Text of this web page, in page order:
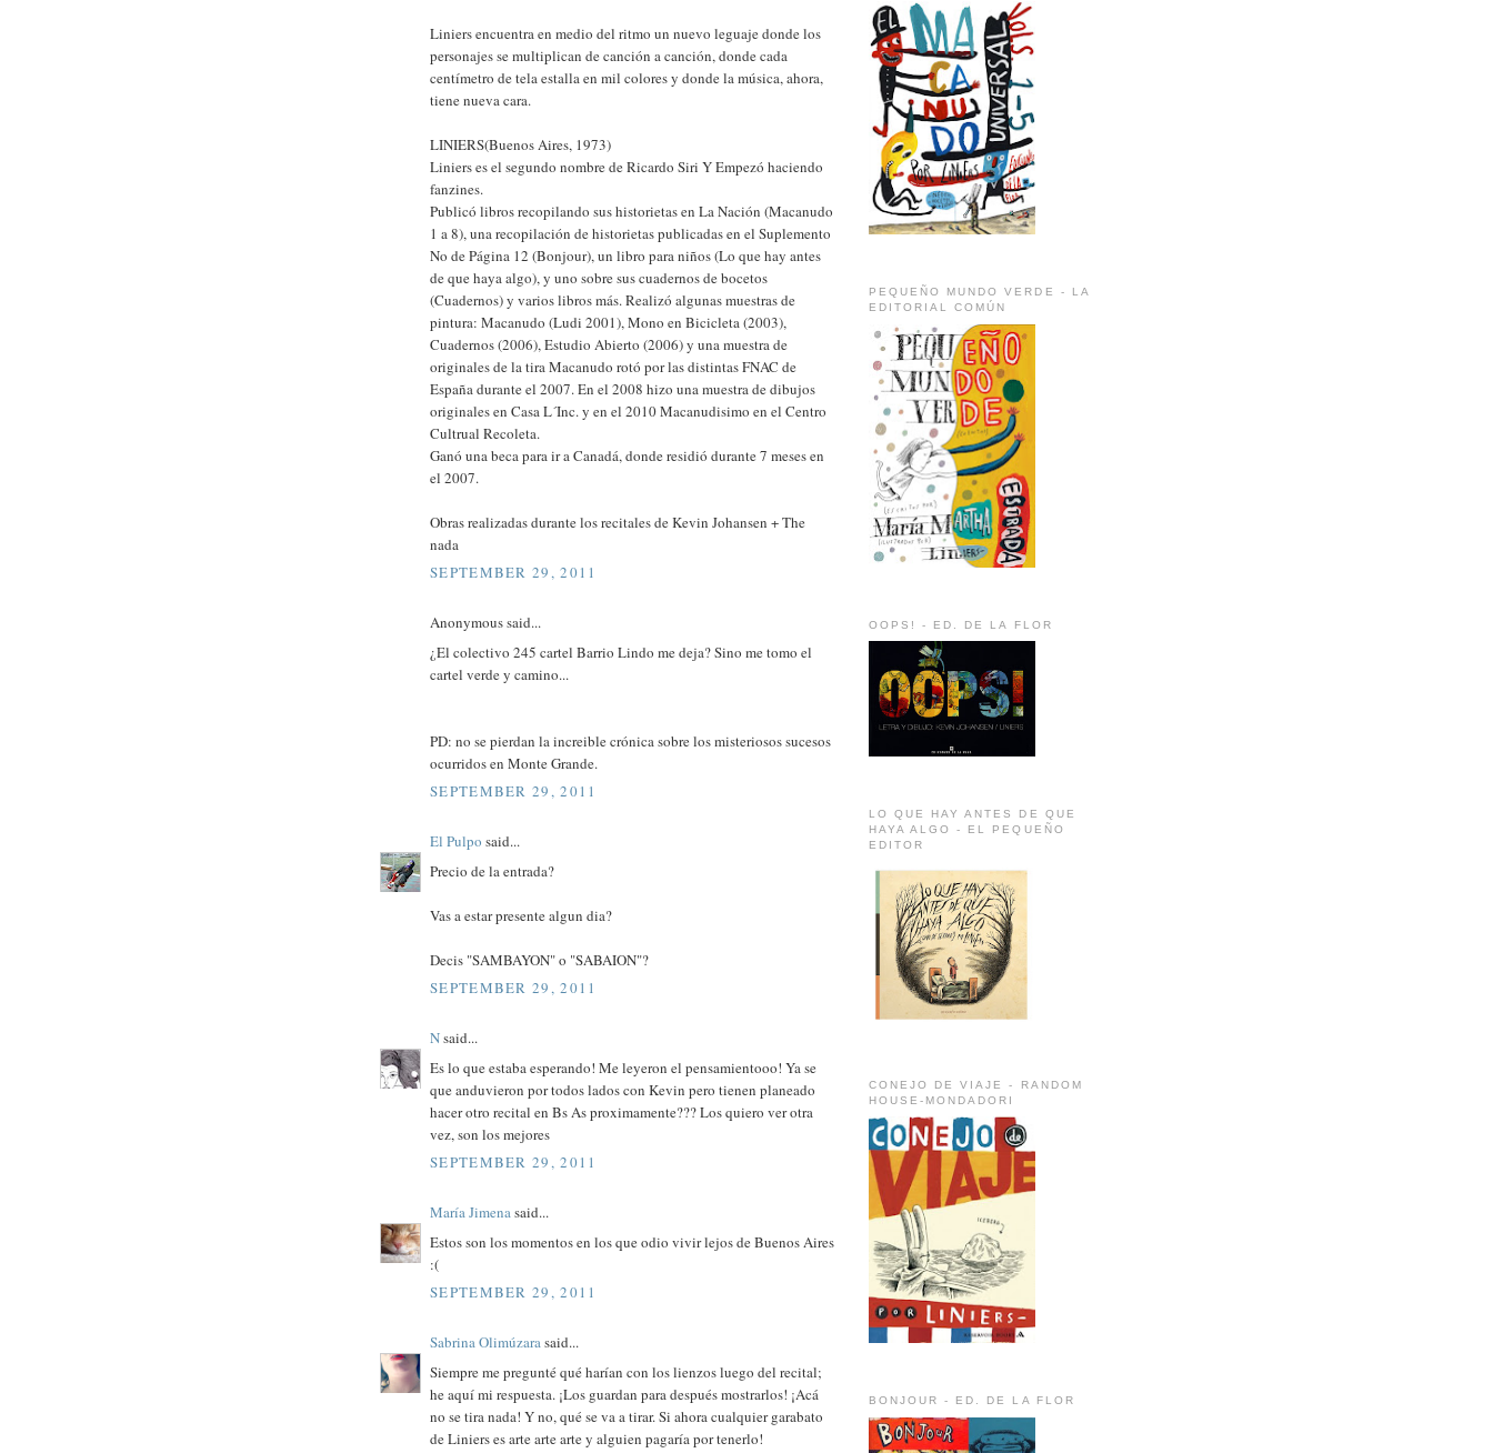
Liniers encuentra en medio del ritmo un nuevo leguaje donde los
personajes se multiplican de canción a canción, donde cada
centímetro de tela estalla en mil colores y donde la música, ahora,
tiene nueva cara.
LINIERS(Buenos Aires, 1973)
Liniers es el segundo nombre de Ricardo Siri Y Empezó haciendo
fanzines.
Publicó libros recopilando sus historietas en La Nación (Macanudo
1 a 8), una recopilación de historietas publicadas en el Suplemento
No de Página 12 (Bonjour), un libro para niños (Lo que hay antes
de que haya algo), y uno sobre sus cuadernos de bocetos
(Cuadernos) y varios libros más. Realizó algunas muestras de
pintura: Macanudo (Ludi 2001), Mono en Bicicleta (2003),
Cuadernos (2006), Estudio Abierto (2006) y una muestra de
originales de la tira Macanudo rotó por las distintas FNAC de
España durante el 2007. En el 2008 hizo una muestra de dibujos
originales en Casa L´Inc. y en el 2010 Macanudisimo en el Centro
Cultrual Recoleta.
Ganó una beca para ir a Canadá, donde residió durante 7 meses en
el 2007.
Obras realizadas durante los recitales de Kevin Johansen + The
nada
SEPTEMBER 29, 2011
Anonymous said...
¿El colectivo 245 cartel Barrio Lindo me deja? Sino me tomo el
cartel verde y camino...
PD: no se pierdan la increible crónica sobre los misteriosos sucesos
ocurridos en Monte Grande.
SEPTEMBER 29, 2011
El Pulpo said...
Precio de la entrada?
Vas a estar presente algun dia?
Decis "SAMBAYON" o "SABAION"?
SEPTEMBER 29, 2011
Nsaid...
Es lo que estaba esperando! Me leyeron el pensamientooo! Ya se
que anduvieron por todos lados con Kevin pero tienen planeado
hacer otro recital en Bs As proximamente??? Los quiero ver otra
vez, son los mejores
SEPTEMBER 29, 2011
María Jimenasaid...
Estos son los momentos en los que odio vivir lejos de Buenos Aires
:(
SEPTEMBER 29, 2011
Sabrina Olimúzarasaid...
Siempre me pregunté qué harían con los lienzos luego del recital;
he aquí mi respuesta. ¡Los guardan para después mostrarlos! ¡Acá
no se tira nada! Y no, qué se va a tirar. Si ahora cualquier garabato
de Liniers es arte arte arte y alguien pagaría por tenerlo!
PEQUEÑO MUNDO VERDE - LA
EDITORIAL COMÚN
OOPS! - ED. DE LA FLOR
LO QUE HAY ANTES DE QUE
HAYA ALGO - EL PEQUEÑO
EDITOR
CONEJO DE VIAJE - RANDOM
HOUSE-MONDADORI
BONJOUR - ED. DE LA FLOR